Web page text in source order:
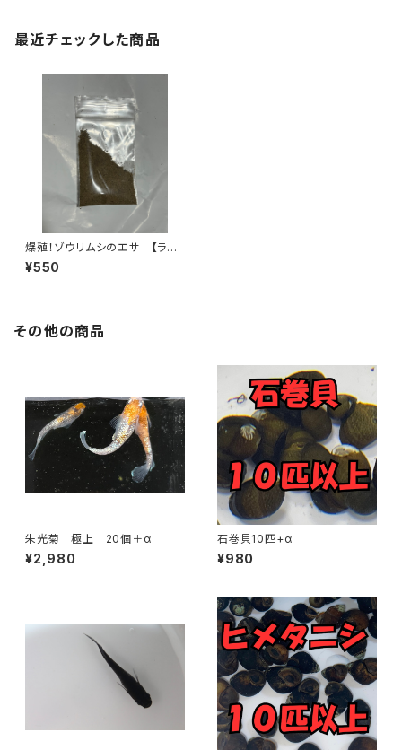
最近チェックした商品
爆殖！ゾウリムシのエサ 【ラム
ズホーン・ミジンコなどにもO
K】
¥550
その他の商品
朱光菊 極上 20個＋α
¥2,980
石巻貝10匹+α
¥980